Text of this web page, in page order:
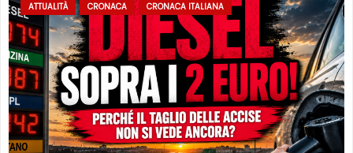
ATTUALITÀ CRONACA CRONACA ITALIANA